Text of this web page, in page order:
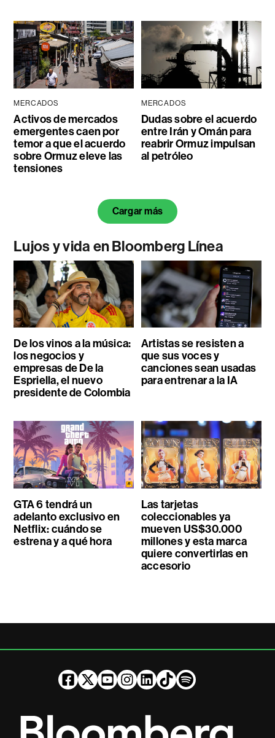
MERCADOS
Activos de mercados
emergentes caen por
temor a que el acuerdo
sobre Ormuz eleve las
tensiones
MERCADOS
Dudas sobre el acuerdo
entre Irán y Omán para
reabrir Ormuz impulsan
al petróleo
Cargar más
Lujos y vida en Bloomberg Línea
De los vinos a la música:
los negocios y
empresas de De la
Espriella, el nuevo
presidente de Colombia
Artistas se resisten a
que sus voces y
canciones sean usadas
para entrenar a la IA
GTA 6 tendrá un
adelanto exclusivo en
Netflix: cuándo se
estrena y a qué hora
Las tarjetas
coleccionables ya
mueven US$30.000
millones y esta marca
quiere convertirlas en
accesorio